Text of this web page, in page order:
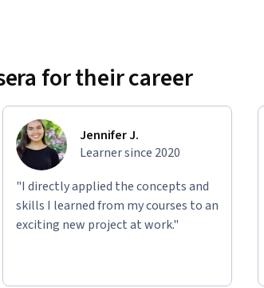
for their career
Jennifer J.
Learner since 2020
"I directly applied the concepts and
skills I learned from my courses to an
exciting new project at work."